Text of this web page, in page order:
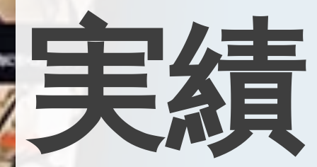
実績